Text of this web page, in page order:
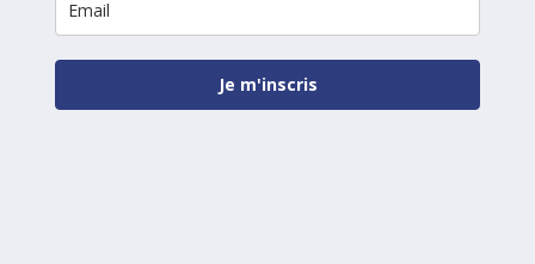
Je m'inscris